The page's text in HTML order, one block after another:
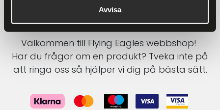
Avvisa
Välkommen till Flying Eagles webbshop!
Har du frågor om en produkt? Tveka inte på
att ringa oss så hjälper vi dig på bästa sätt.